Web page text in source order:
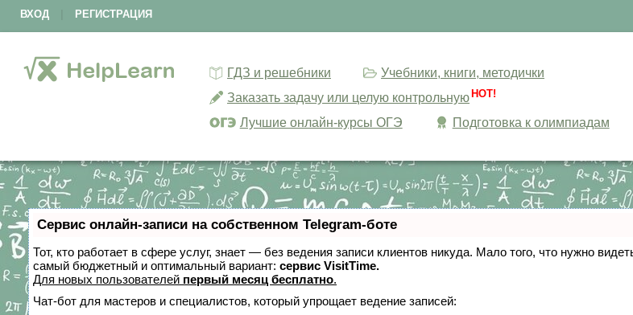
ВХОД РЕГИСТРАЦИЯ
ГДЗ и решебники
Учебники, книги, методички
Заказать задачу или целую контрольную HOT!
Лучшие онлайн-курсы ОГЭ Подготовка к олимпиадам
Сервис онлайн-записи на собственном Telegram-боте
Тот, кто работает в сфере услуг, знает — без ведения записи клиентов никуда. Мало того, что нужно
самый бюджетный и оптимальный вариант: сервис VisitTime.
Для новых пользователей первый месяц бесплатно.
Чат-бот для мастеров и специалистов, который упрощает ведение записей: